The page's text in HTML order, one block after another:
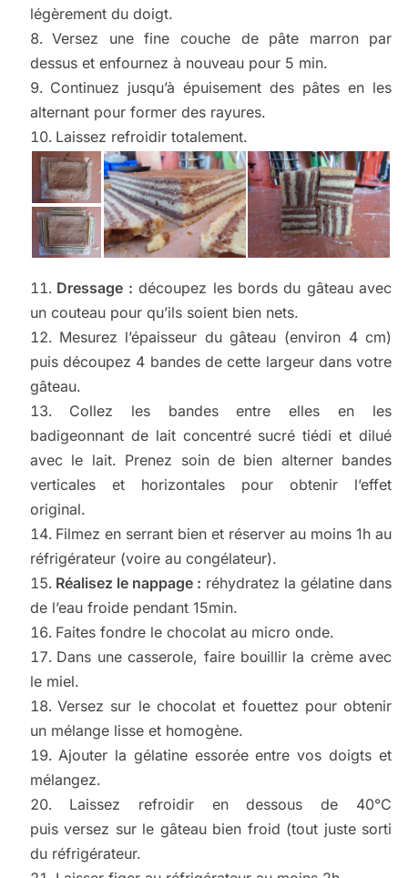
légèrement du doigt.
Versez une fine couche de pâte marron par
dessus et enfournez à nouveau pour 5 min.
Continuez jusqu’à épuisement des pâtes en les
alternant pour former des rayures.
Laissez refroidir totalement.
Dressage : découpez les bords du gâteau avec
un couteau pour qu’ils soient bien nets.
Mesurez l’épaisseur du gâteau (environ 4 cm)
puis découpez 4 bandes de cette largeur dans votre
gâteau.
Collez les bandes entre elles en les
badigeonnant de lait concentré sucré tiédi et dilué
avec le lait. Prenez soin de bien alterner bandes
verticales et horizontales pour obtenir l’effet
original.
Filmez en serrant bien et réserver au moins 1h au
réfrigérateur (voire au congélateur).
Réalisez le nappage : réhydratez la gélatine dans
de l’eau froide pendant 15min.
Faites fondre le chocolat au micro onde.
Dans une casserole, faire bouillir la crème avec
le miel.
Versez sur le chocolat et fouettez pour obtenir
un mélange lisse et homogène.
Ajouter la gélatine essorée entre vos doigts et
mélangez.
Laissez refroidir en dessous de 40°C
puis versez sur le gâteau bien froid (tout juste sorti
du réfrigérateur.